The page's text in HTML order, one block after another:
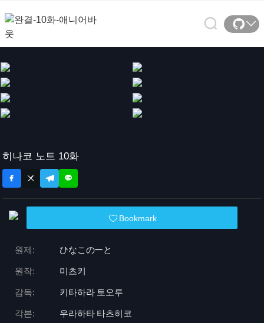
히나코 노트 10화
Bookmark
원제: ひなこのーと
원작: 미츠키
감독: 키타하라 토오루
각본: 우라하타 타츠히코